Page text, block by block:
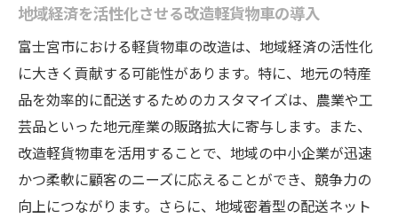
地域特化型改造によるビジネス拡大の可能
性
改造軽貨物車による新しいビジネスモデル
の構築
地域経済に貢献する改造プロジェクト
改造による安全性の向上とその重要性
改造軽貨物車がビジネスに与える影響を分析
地域経済を活性化させる改造軽貨物車の導入
富士宮市における軽貨物車の改造は、地域経済の活性化
に大きく貢献する可能性があります。特に、地元の特産
品を効率的に配送するためのカスタマイズは、農業や工
芸品といった地元産業の販路拡大に寄与します。また、
改造軽貨物車を活用することで、地域の中小企業が迅速
かつ柔軟に顧客のニーズに応えることができ、競争力の
向上につながります。さらに、地域密着型の配送ネット